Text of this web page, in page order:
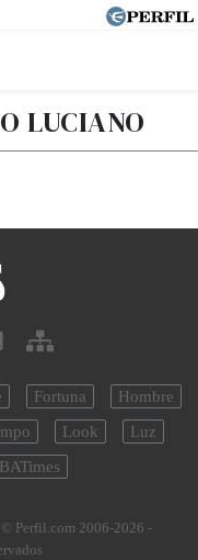
LUCIANO
Fortuna
Hombre
Look
Luz
BATimes
© Perfil.com 2006-2026 -